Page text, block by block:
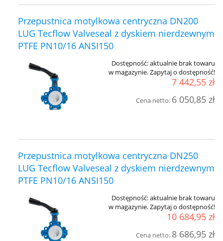
Przepustnica motylkowa centryczna DN200
LUG Tecflow Valveseal z dyskiem nierdzewnym
PTFE PN10/16 ANSI150
Dostępność:aktualnie brak towaru
w magazynie. Zapytaj o dostępność!
7 442,55 zł
Cena netto: 6 050,85 zł
Przepustnica motylkowa centryczna DN250
LUG Tecflow Valveseal z dyskiem nierdzewnym
PTFE PN10/16 ANSI150
Dostępność:aktualnie brak towaru
w magazynie. Zapytaj o dostępność!
10 684,95 zł
Cena netto: 8 686,95 zł